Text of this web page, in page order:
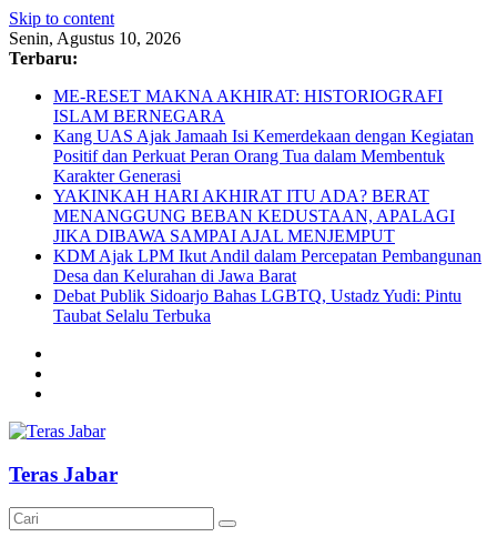
Skip to content
Senin, Agustus 10, 2026
Terbaru:
ME-RESET MAKNA AKHIRAT: HISTORIOGRAFI
ISLAM BERNEGARA
Kang UAS Ajak Jamaah Isi Kemerdekaan dengan Kegiatan
Positif dan Perkuat Peran Orang Tua dalam Membentuk
Karakter Generasi
YAKINKAH HARI AKHIRAT ITU ADA? BERAT
MENANGGUNG BEBAN KEDUSTAAN, APALAGI
JIKA DIBAWA SAMPAI AJAL MENJEMPUT
KDM Ajak LPM Ikut Andil dalam Percepatan Pembangunan
Desa dan Kelurahan di Jawa Barat
Debat Publik Sidoarjo Bahas LGBTQ, Ustadz Yudi: Pintu
Taubat Selalu Terbuka
Teras Jabar